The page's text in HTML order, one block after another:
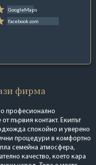
GoogleMaps
facebook.com
фирма
професионално
първия контакт. Екипът
спокойно и уверено
процедури в комфортно
семейна атмосфера,
качество, което кара